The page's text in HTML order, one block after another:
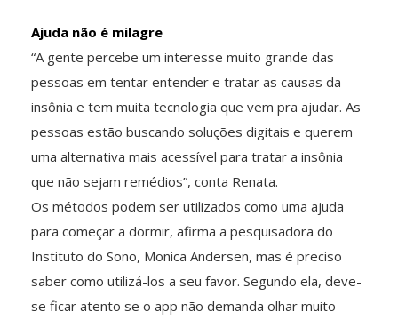
Ajuda não é milagre
“A gente percebe um interesse muito grande das
pessoas em tentar entender e tratar as causas da
insônia e tem muita tecnologia que vem pra ajudar. As
pessoas estão buscando soluções digitais e querem
uma alternativa mais acessível para tratar a insônia
que não sejam remédios”, conta Renata.
Os métodos podem ser utilizados como uma ajuda
para começar a dormir, afirma a pesquisadora do
Instituto do Sono, Monica Andersen, mas é preciso
saber como utilizá-los a seu favor. Segundo ela, deve-
se ficar atento se o app não demanda olhar muito